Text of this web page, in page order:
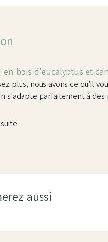
en bois d'eucalyptus et
plus, nous avons ce qu’il
s'adapte parfaitement à des
aussi